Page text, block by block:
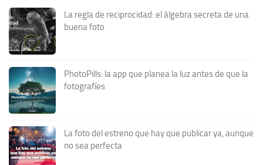
La regla de reciprocidad: el álgebra secreta de una
buena foto
PhotoPills: la app que planea la luz antes de que la
fotografíes
La foto del estreno que hay que publicar ya, aunque
no sea perfecta